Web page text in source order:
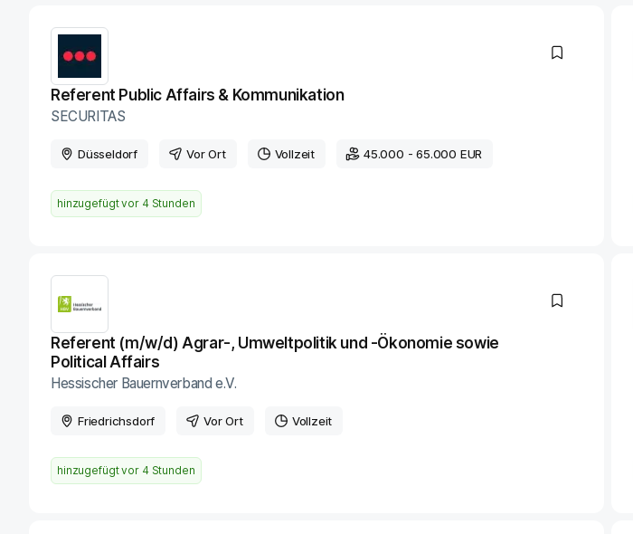
Referent Public Affairs & Kommunikation
SECURITAS
Düsseldorf Vor Ort Vollzeit 45.000 - 65.000 EUR
hinzugefügt vor 4 Stunden
Referent (m/w/d) Agrar-, Umweltpolitik und -Ökonomie sowie
Political Affairs
Hessischer Bauernverband e.V.
Friedrichsdorf Vor Ort Vollzeit
hinzugefügt vor 4 Stunden